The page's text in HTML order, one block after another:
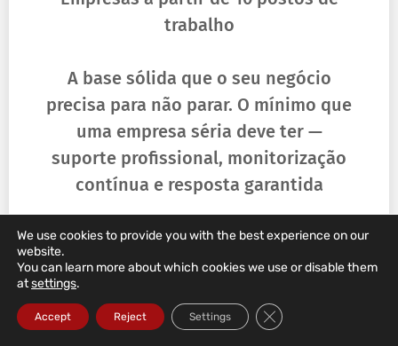
trabalho
A base sólida que o seu negócio
precisa para não parar. O mínimo que
uma empresa séria deve ter —
suporte profissional, monitorização
contínua e resposta garantida
's Remote And Phone Support During Business
24/7 Monitoring
With Automatic Alerts
We use cookies to provide you with the best experience on our
website.
You can learn more about which cookies we use or disable them
atsettings.
Accept Reject Settings Close GDPR Cookie